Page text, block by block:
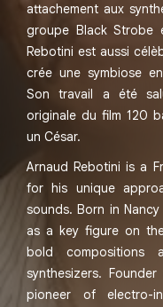
attachement aux
groupe Black Strobe
Rebotini est aussi
crée une symbiose
Son travail a été
originale du film 120
un César.
Arnaud Rebotini is a
for his unique
sounds. Born in
as a key figure on
bold compositions
synthesizers.
pioneer of electro-